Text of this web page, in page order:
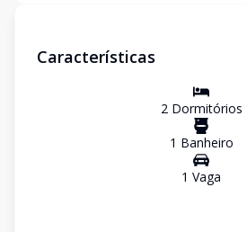
Características
2Dormitórios
1 Banheiro
1 Vaga